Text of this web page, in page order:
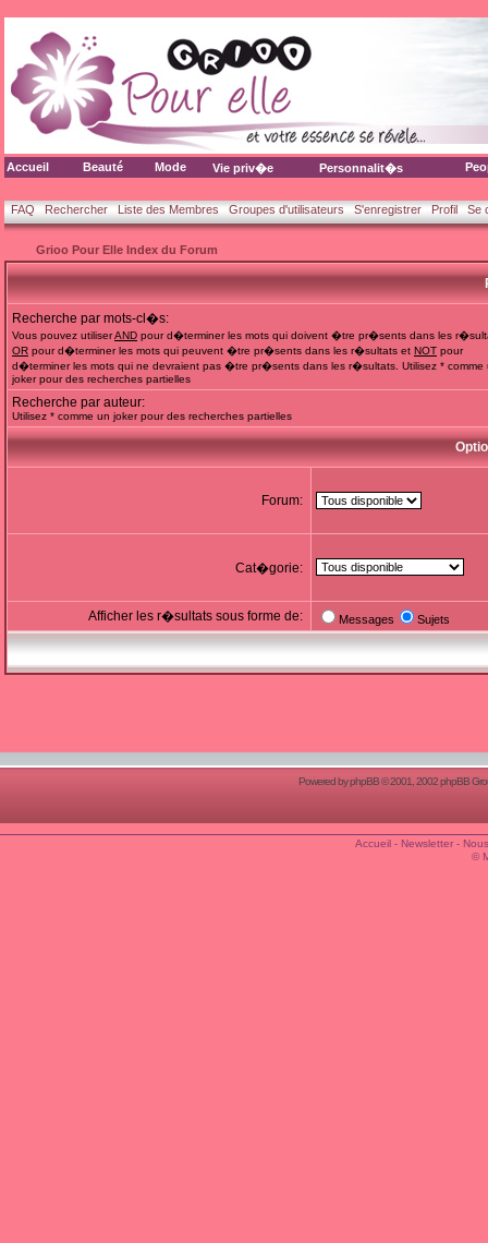
Accueil Beauté Mode Vie priv�e Personnalit�s
FAQ Rechercher Liste des Membres Groupes d'utilisateurs S'enregistrer Profil Se
Grioo Pour Elle Index du Forum
Recherche par mots-cl�s:
Vous pouvez utiliserAND pour d�terminer les mots qui doivent �tre pr�sents dans les
OR pour d�terminer les mots qui peuvent �tre pr�sents dans les r�sultats et NOT pour
d�terminer les mots qui ne devraient pas �tre pr�sents dans les r�sultats. Utilisez * comme
joker pour des recherches partielles
Recherche par auteur:
Utilisez * comme un joker pour des recherches partielles
Forum:
Cat�gorie:
Afficher les r�sultats sous forme de: Messages Sujets
Powered byphpBB© 2001, 2002 phpBB
Accueil- Newsletter-
©